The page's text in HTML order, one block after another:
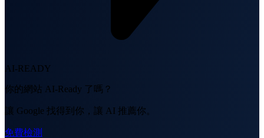
AI-READY
你的網站 AI-Ready 了嗎？
讓 Google 找得到你，讓 AI 推薦你。
免費檢測